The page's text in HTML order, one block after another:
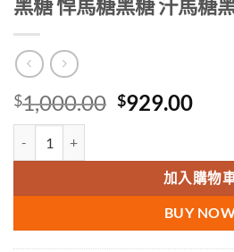
黑糖 悍馬糖黑糖 汗馬糖
$1,000.00 Original
$1,000.00.
$929.00
加入購物
BUY